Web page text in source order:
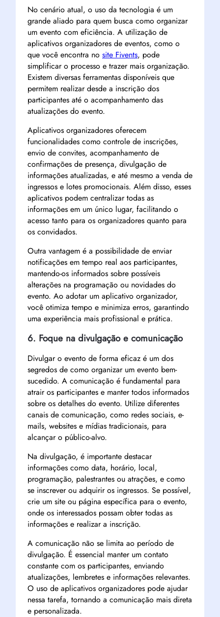
No cenário atual, o uso da tecnologia é um
grande aliado para quem busca como organizar
um evento com eficiência. A utilização de
aplicativos organizadores de eventos, como o
que você encontra no site Fivents, pode
simplificar o processo e trazer mais organização.
Existem diversas ferramentas disponíveis que
permitem realizar desde a inscrição dos
participantes até o acompanhamento das
atualizações do evento.
Aplicativos organizadores oferecem
funcionalidades como controle de inscrições,
envio de convites, acompanhamento de
confirmações de presença, divulgação de
informações atualizadas, e até mesmo a venda de
ingressos e lotes promocionais. Além disso, esses
aplicativos podem centralizar todas as
informações em um único lugar, facilitando o
acesso tanto para os organizadores quanto para
os convidados.
Outra vantagem é a possibilidade de enviar
notificações em tempo real aos participantes,
mantendo-os informados sobre possíveis
alterações na programação ou novidades do
evento. Ao adotar um aplicativo organizador,
você otimiza tempo e minimiza erros, garantindo
uma experiência mais profissional e prática.
6. Foque na divulgação e comunicação
Divulgar o evento de forma eficaz é um dos
segredos de como organizar um evento bem-
sucedido. A comunicação é fundamental para
atrair os participantes e manter todos informados
sobre os detalhes do evento. Utilize diferentes
canais de comunicação, como redes sociais, e-
mails, websites e mídias tradicionais, para
alcançar o público-alvo.
Na divulgação, é importante destacar
informações como data, horário, local,
programação, palestrantes ou atrações, e como
se inscrever ou adquirir os ingressos. Se possível,
crie um site ou página específica para o evento,
onde os interessados possam obter todas as
informações e realizar a inscrição.
A comunicação não se limita ao período de
divulgação. É essencial manter um contato
constante com os participantes, enviando
atualizações, lembretes e informações relevantes.
O uso de aplicativos organizadores pode ajudar
nessa tarefa, tornando a comunicação mais direta
e personalizada.